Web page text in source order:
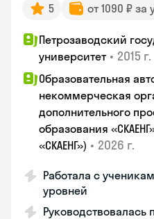
5 от 1090 ₽ за
Петрозаводский
университет • 2015 г.
Образовательная
некоммерческая
дополнительного
образования
«СКАЕНГ») • 2026 г.
Работала с
уровней